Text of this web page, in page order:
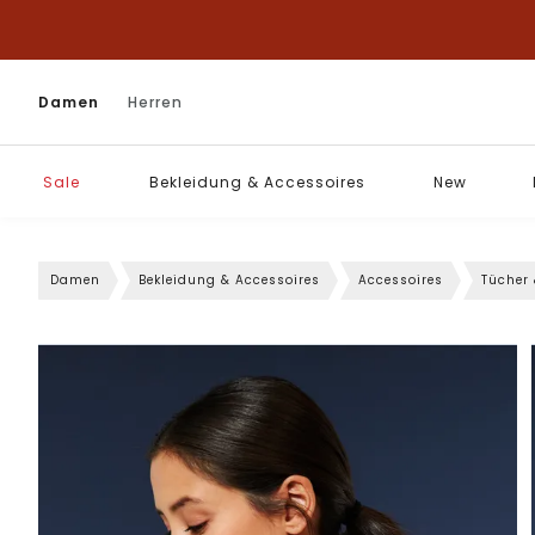
Damen Herren
Sale Bekleidung & Accessoires New
Damen Bekleidung & Accessoires Accessoires Tücher